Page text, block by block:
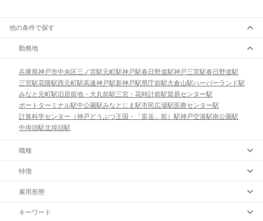
他の条件で探す
勤務地
兵庫県神戸市中央区三ノ宮駅元町駅神戸駅春日野道駅神戸三宮駅春日野道駅
三宮駅花隈駅西元町駅高速神戸駅新神戸駅県庁前駅大倉山駅ハーバーランド駅
みなと元町駅 旧居留地・大丸前駅三宮・花時計前駅貿易センター駅
ポートターミナル駅中公園駅みなとじま駅市民広場駅 医療センター駅
計算科学センター（神戸どうぶつ王国・「富岳」前）駅神戸空港駅南公園駅
中埠頭駅北埠頭駅
職種
特徴
雇用形態
キーワード